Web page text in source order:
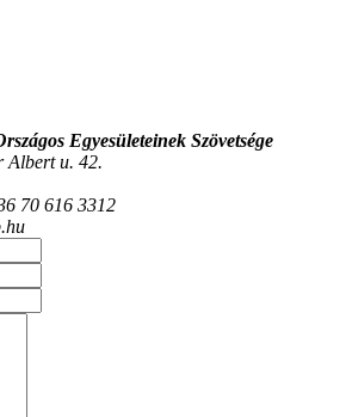
Egyesületeinek Szövetsége
Albert u. 42.
70 616 3312